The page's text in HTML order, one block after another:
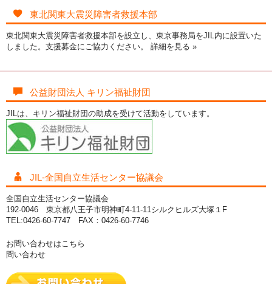
東北関東大震災障害者救援本部
東北関東大震災障害者救援本部を設立し、東京事務局をJIL内に設置いた
しました。支援募金にご協力ください。 詳細を見る »
公益財団法人 キリン福祉財団
JILは、キリン福祉財団の助成を受けて活動をしています。
JIL-全国自立生活センター協議会
全国自立生活センター協議会
192-0046 東京都八王子市明神町4-11-11シルクヒルズ大塚１F
TEL:0426-60-7747 FAX：0426-60-7746
お問い合わせはこちら
問い合わせ